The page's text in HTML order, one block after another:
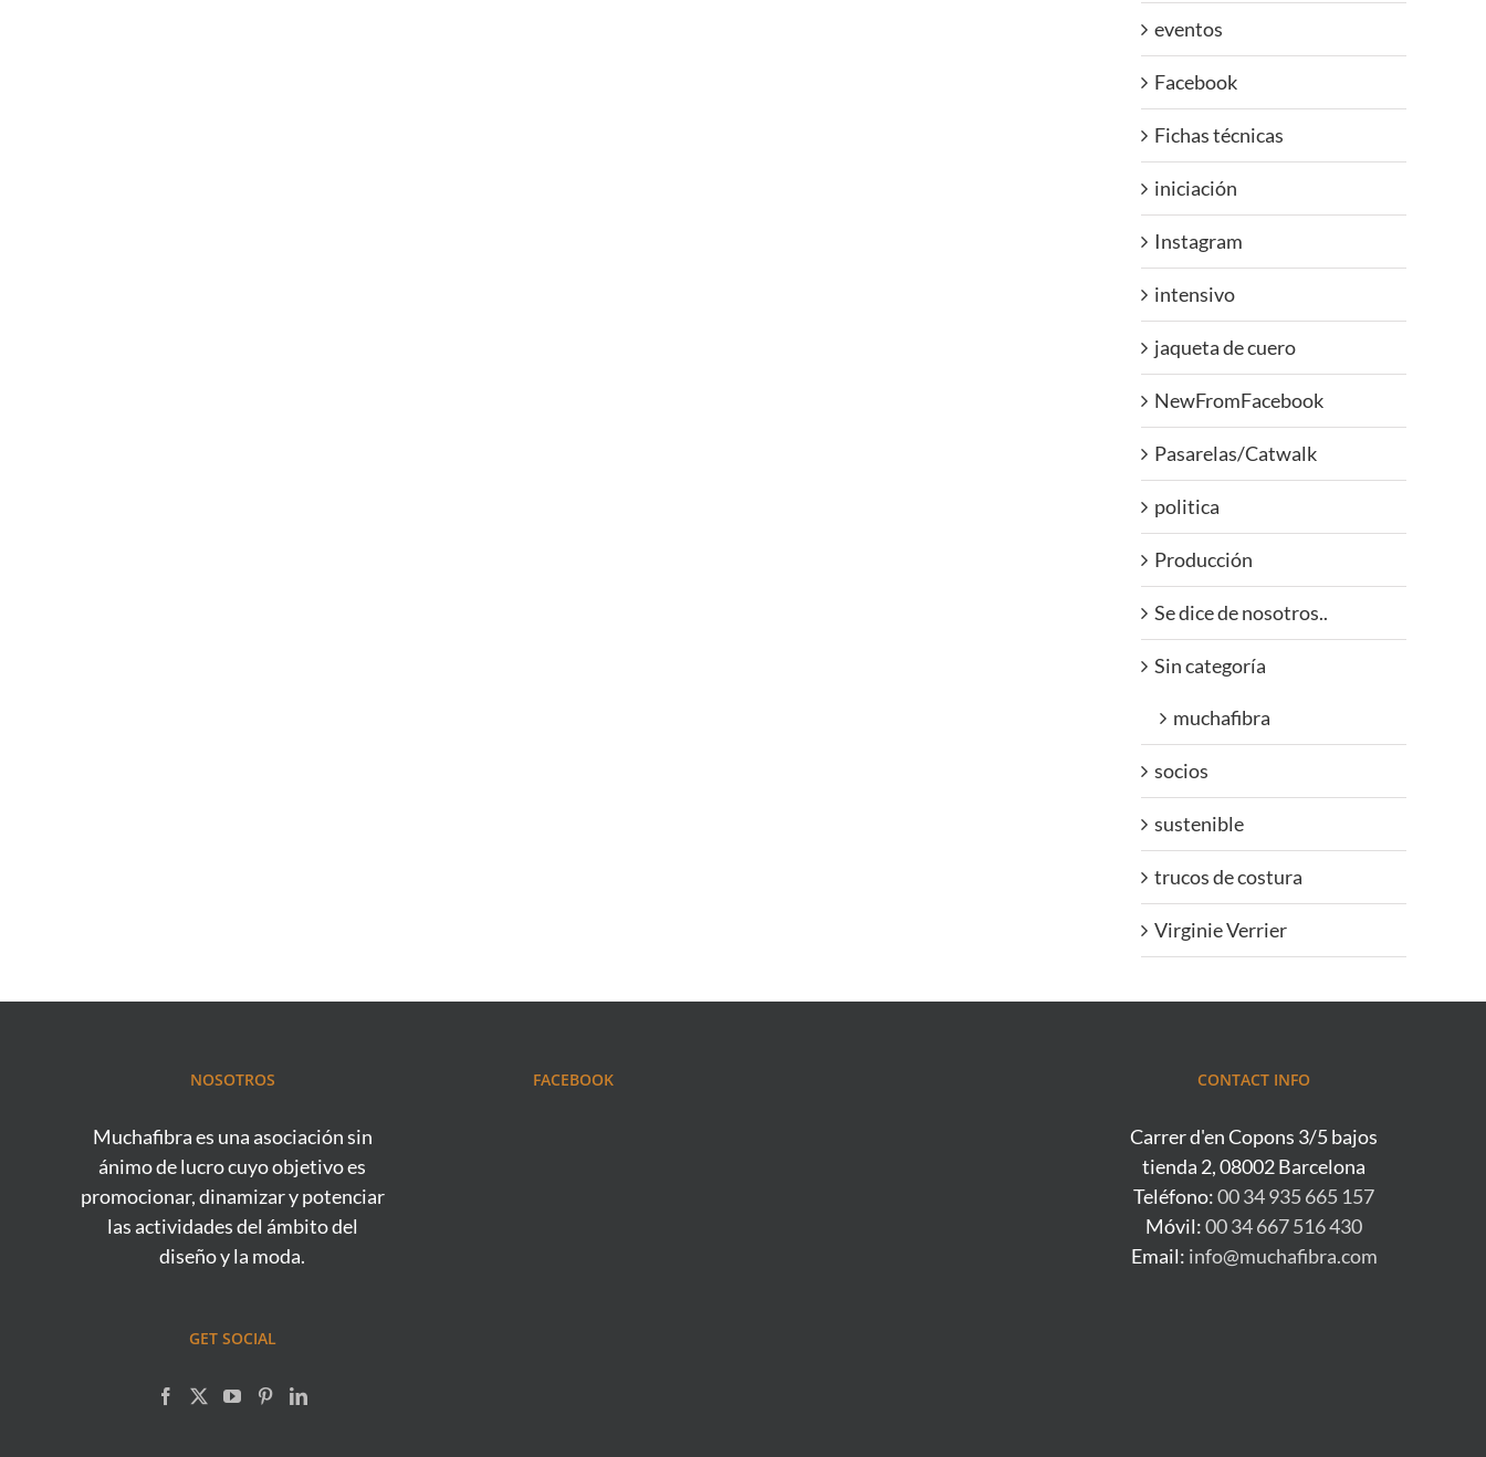
eventos
Facebook
Fichas técnicas
iniciación
Instagram
intensivo
jaqueta de cuero
NewFromFacebook
Pasarelas/Catwalk
politica
Producción
Se dice de nosotros..
Sin categoría
muchafibra
socios
sustenible
trucos de costura
Virginie Verrier
NOSOTROS
Muchafibra es una asociación sin
ánimo de lucro cuyo objetivo es
promocionar, dinamizar y potenciar
las actividades del ámbito del
diseño y la moda.
GET SOCIAL
FACEBOOK CONTACT INFO
Carrer d'en Copons 3/5 bajos
tienda 2, 08002 Barcelona
Teléfono:00 34 935 665 157
Móvil:00 34 667 516 430
Email: info@muchafibra.com